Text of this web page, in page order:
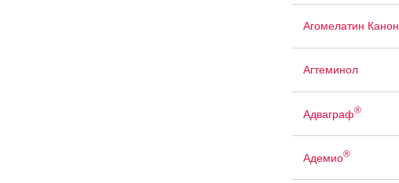
Агомелатин Канон
Агтеминол
Адваграф®
Адемио®